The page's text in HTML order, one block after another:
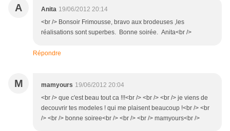
A Anita 19/06/2012 20:14
<br /> Bonsoir Frimousse, bravo aux brodeuses ,les
réalisations sont superbes. Bonne soirée. Anita<br />
Répondre
M mamyours 19/06/2012 20:04
<br /> que c'est beau tout ca !!!<br /> <br /> <br /> je viens de
decouvrir tes modeles ! qui me plaisent beaucoup !<br /> <br
/> <br /> bonne soiree<br /> <br /> <br /> mamyours<br />